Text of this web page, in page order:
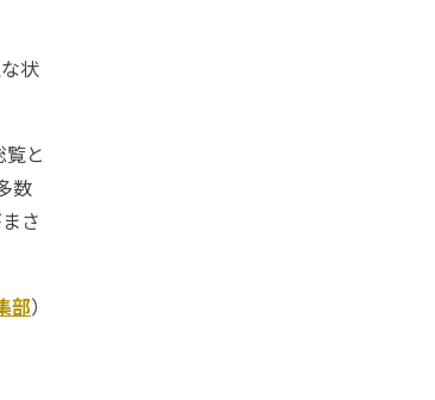
状
と
数
さ
部）